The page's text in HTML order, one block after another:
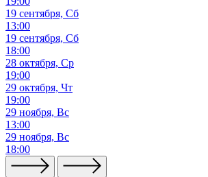
19 сентября, Сб
13:00
19 сентября, Сб
18:00
28 октября, Ср
19:00
29 октября, Чт
19:00
29 ноября, Вс
13:00
29 ноября, Вс
18:00